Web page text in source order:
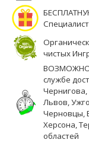
чистых
службе
Львов,
Черновцы,
Херсона,
областей